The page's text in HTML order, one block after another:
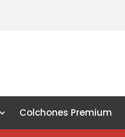
Colchones Premium